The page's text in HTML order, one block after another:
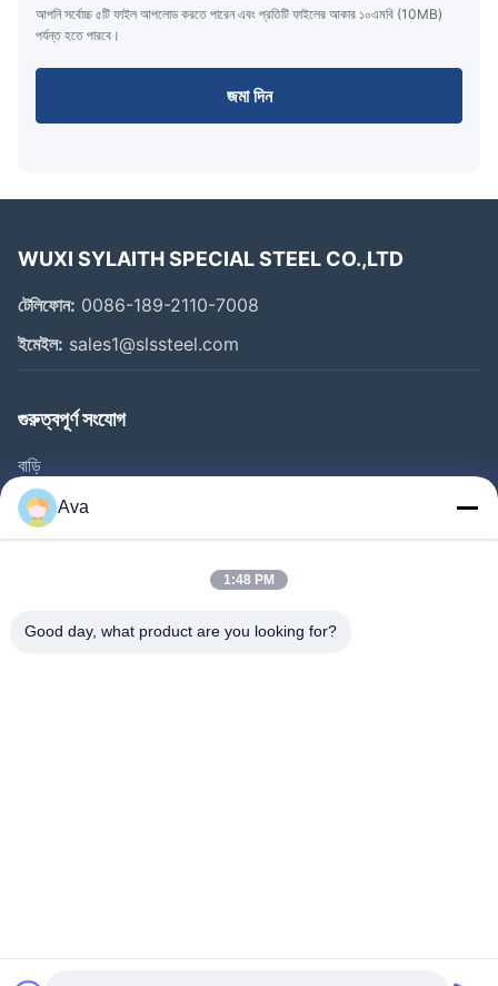
আপনি সর্বোচ্চ ৫টি ফাইল আপলোড করতে পারেন এবং প্রতিটি ফাইলের আকার ১০এমবি (10MB)
পর্যন্ত হতে পারবে।
জমা দিন
WUXI SYLAITH SPECIAL STEEL CO.,LTD
টেলিফোন: 0086-189-2110-7008
ইমেইল: sales1@slssteel.com
গুরুত্বপূর্ণ সংযোগ
বাড়ি
পণ্য
ভিডিও
কারখানা পরিদর্শন
Ava
1:48 PM
Good day, what product are you looking for?